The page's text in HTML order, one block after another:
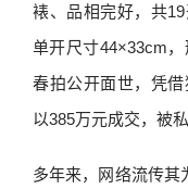
裱、品相完好，共
单开尺寸44×33cm
春拍公开面世，凭
以385万元成交，被
多年来，网络流传其